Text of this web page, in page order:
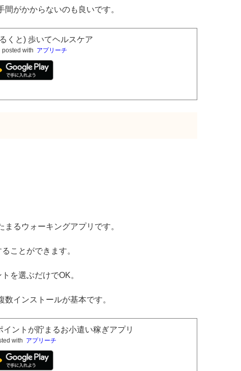
がかからないのも良いです。
くと) 歩いてヘルスケア
posted with アプリーチ
るウォーキングアプリです。
ことができます。
を選ぶだけでOK。
インストールが基本です。
イントが貯まるお小遣い稼ぎアプリ
with アプリーチ